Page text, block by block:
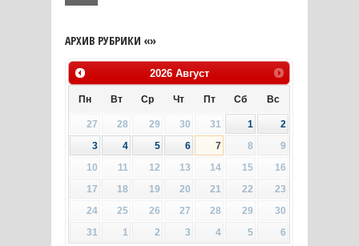
АРХИВ РУБРИКИ «»
2026 Август
Пн Вт Ср Чт Пт Сб Вс
27 28 29 30 31 1
2
3
4 5 6 7 8
9
10
11 12 13 14 15
16
17
18 19 20 21 22
23
24
25 26 27 28 29
30
31
1 2 3 4 5 6